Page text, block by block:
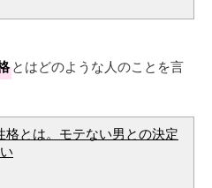
とはどのような人のことを言
格とは。モテない男との決定